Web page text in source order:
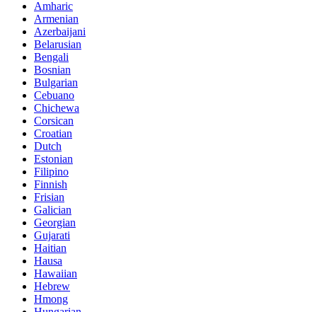
Amharic
Armenian
Azerbaijani
Belarusian
Bengali
Bosnian
Bulgarian
Cebuano
Chichewa
Corsican
Croatian
Dutch
Estonian
Filipino
Finnish
Frisian
Galician
Georgian
Gujarati
Haitian
Hausa
Hawaiian
Hebrew
Hmong